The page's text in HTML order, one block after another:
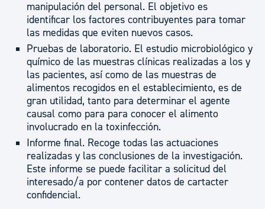
manipulación del personal. El objetivo es
identificar los factores contribuyentes para tomar
las medidas que eviten nuevos casos.
Pruebas de laboratorio. El estudio microbiológico y
químico de las muestras clínicas realizadas a los y
las pacientes, así como de las muestras de
alimentos recogidos en el establecimiento, es de
gran utilidad, tanto para determinar el agente
causal como para para conocer el alimento
involucrado en la toxinfección.
Informe final. Recoge todas las actuaciones
realizadas y las conclusiones de la investigación.
Este informe se puede facilitar a solicitud del
interesado/a por contener datos de cartacter
confidencial.